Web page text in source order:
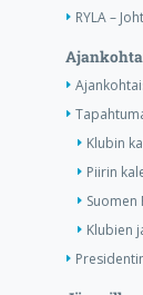
RYLA –
Klubin
Piirin
Suomen
Klubien